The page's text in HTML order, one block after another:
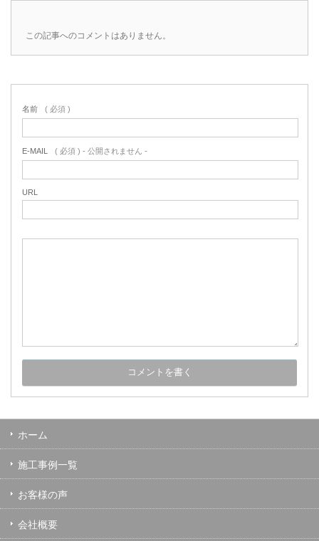
この記事へのコメントはありません。
名前 ( 必須 )
E-MAIL ( 必須 ) - 公開されません -
URL
ホーム
施工事例一覧
お客様の声
会社概要